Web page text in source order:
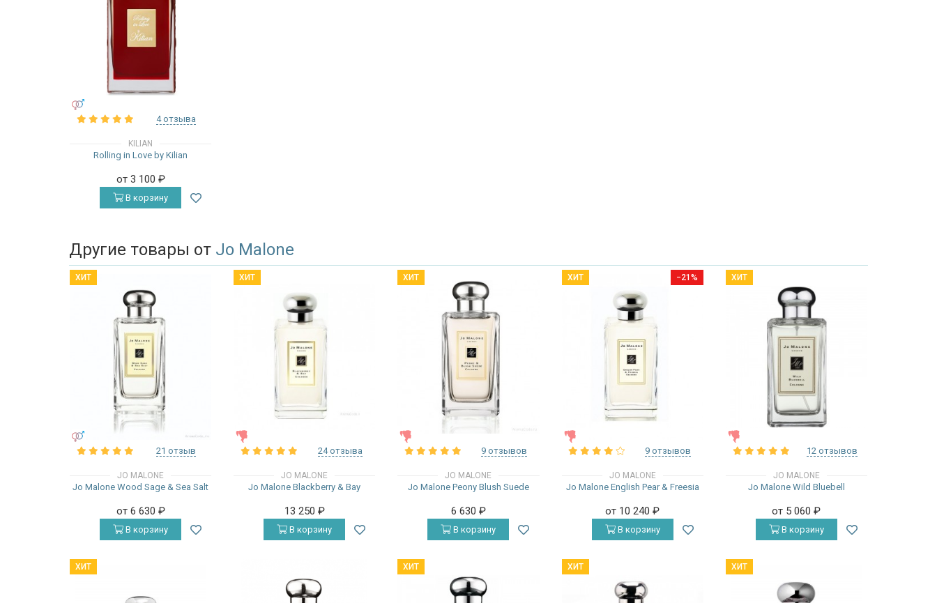
4 отзыва
KILIAN
Rolling in Love by Kilian
от 3 100 ₽
В корзину
Другие товары от Jo Malone
ХИТ
21 отзыв
JO MALONE
Jo Malone Wood Sage & Sea Salt
от 6 630 ₽
В корзину
ХИТ
24 отзыва
JO MALONE
Jo Malone Blackberry & Bay
13 250 ₽
В корзину
ХИТ
ЖЕНСКИЕ
9 отзывов
JO MALONE
Jo Malone Peony Blush Suede
6 630 ₽
В корзину
−21%
ХИТ
9 отзывов
JO MALONE
Jo Malone English Pear & Freesia
от 10 240₽
В корзину
ХИТ
12 отзывов
JO MALONE
Jo Malone Wild Bluebell
от 5 060₽
В корзину
ХИТ ХИТ ХИТ ХИТ